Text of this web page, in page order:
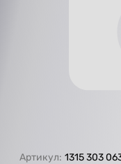
Артикул: 1315 303